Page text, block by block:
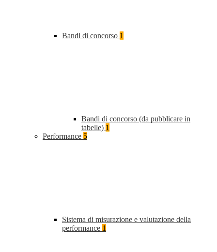
Bandi di concorso 1
Bandi di concorso (da pubblicare in
tabelle) 1
Performance 5
Sistema di misurazione e valutazione della
performance 1